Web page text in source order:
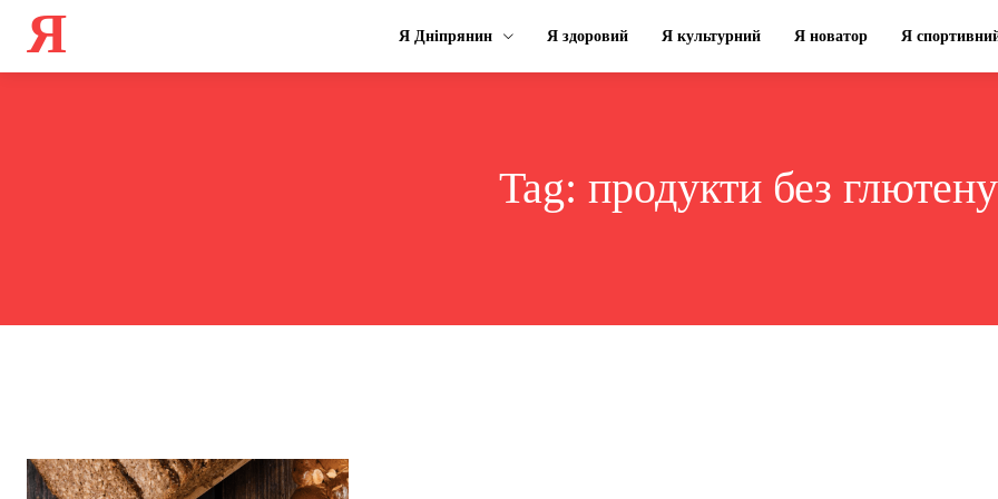
Я Я Дніпрянин Я здоровий Я культурний Я новатор Я
Tag: продукти без глютену